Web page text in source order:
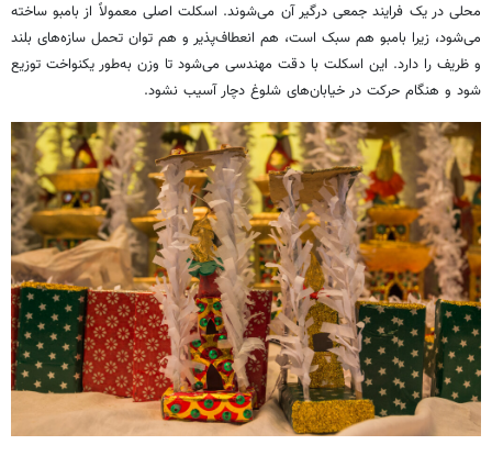
محلی در یک فرایند جمعی درگیر آن می‌شوند. اسکلت اصلی معمولاً از بامبو ساخته
می‌شود، زیرا بامبو هم سبک است، هم انعطاف‌پذیر و هم توان تحمل سازه‌های بلند
و ظریف را دارد. این اسکلت با دقت مهندسی می‌شود تا وزن به‌طور یکنواخت توزیع
شود و هنگام حرکت در خیابان‌های شلوغ دچار آسیب نشود.